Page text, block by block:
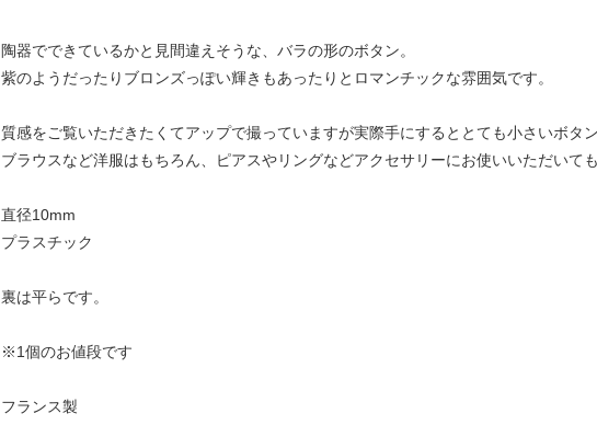
陶器でできているかと見間違えそうな、バラの形のボタン。
紫のようだったりブロンズっぽい輝きもあったりとロマンチックな雰囲気です。
質感をご覧いただきたくてアップで撮っていますが実際手にするととても小さいボタン
ブラウスなど洋服はもちろん、ピアスやリングなどアクセサリーにお使いいただいても
直径10mm
プラスチック
裏は平らです。
※1個のお値段です
フランス製